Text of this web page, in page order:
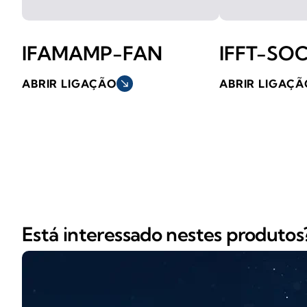
IFAMAMP-FAN
ABRIR LIGAÇÃO south_east
IFFT-
ABRIR
Está interessado nestes